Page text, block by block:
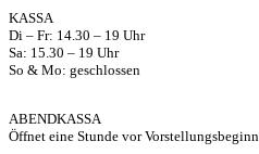
KASSA
Di – Fr: 14.30 – 19 Uhr
Sa: 15.30 – 19 Uhr
So & Mo: geschlossen
ABENDKASSA
Öffnet eine Stunde vor Vorstellungsbeginn